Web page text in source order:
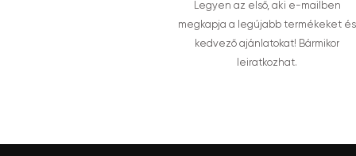
Legyen az első, aki e-mailben
megkapja a legújabb termékeket és
kedvező ajánlatokat! Bármikor
leiratkozhat.